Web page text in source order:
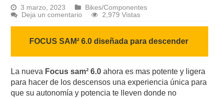
3 marzo, 2023
Bikes/Componentes
Deja un comentario
2,979 Vistas
FOCUS SAM² 6.0 diseñada para descender
La nueva Focus sam² 6.0 ahora es mas potente y ligera
para hacer de los descensos una experiencia única para
que su autonomía y potencia te lleven donde no